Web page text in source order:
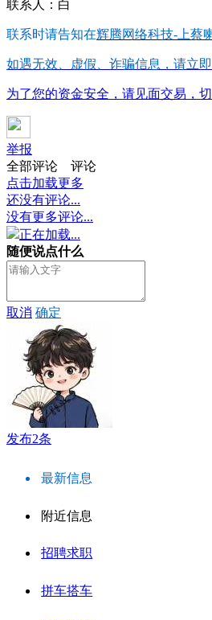
联系人：白
联系时请告知在辉腾网络科技-上蔡
如遇无效、虚假、诈骗信息，请立
为了您的资金安全，请见面交易，
举报
全部评论
评论
点击加载更多
还没有评论...
没有更多评论...
正在加载...
随便说点什么
取消 确定
发布2条
最新信息
附近信息
招聘求职
拼车搭车